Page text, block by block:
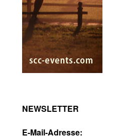
NEWSLETTER
E-Mail-Adresse: